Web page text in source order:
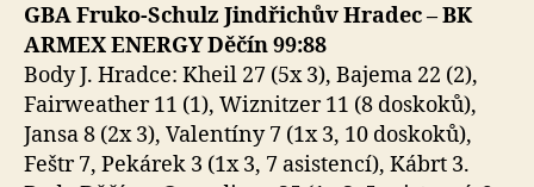
GBA Fruko-Schulz Jindřichův Hradec – BK
ARMEX ENERGY Děčín 99:88
Body J. Hradce: Kheil 27 (5x 3), Bajema 22 (2),
Fairweather 11 (1), Wiznitzer 11 (8 doskoků),
Jansa 8 (2x 3), Valentíny 7 (1x 3, 10 doskoků),
Feštr 7, Pekárek 3 (1x 3, 7 asistencí), Kábrt 3.